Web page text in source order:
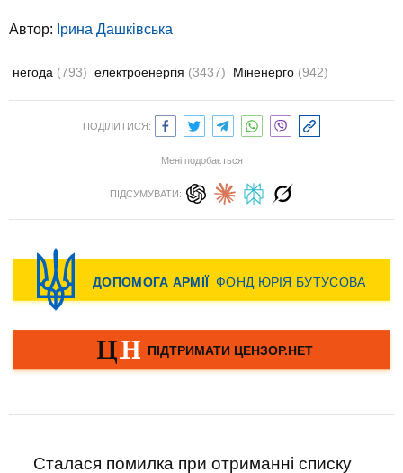
Автор: Ірина Дашківська
негода (793) електроенергія (3437) Міненерго (942)
ПОДІЛИТИСЯ:
Мені подобається
ПІДСУМУВАТИ:
Сталася помилка при отриманні списку